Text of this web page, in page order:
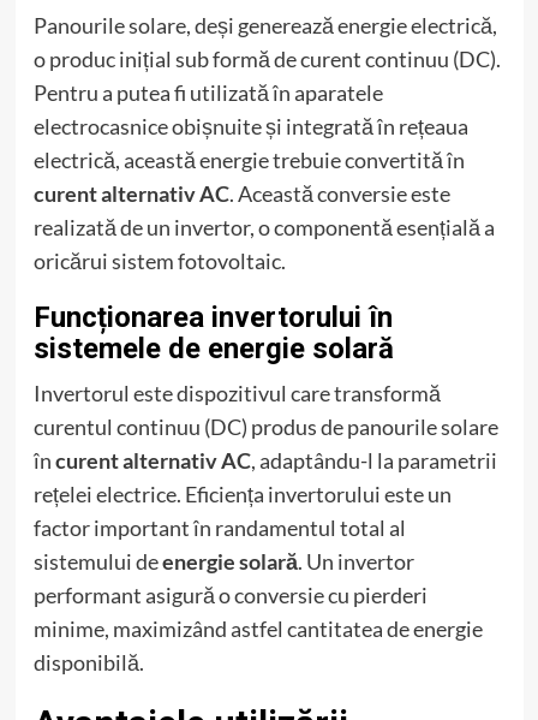
Panourile solare, deși generează energie electrică,
o produc inițial sub formă de curent continuu (DC).
Pentru a putea fi utilizată în aparatele
electrocasnice obișnuite și integrată în rețeaua
electrică, această energie trebuie convertită în
curent alternativ AC. Această conversie este
realizată de un invertor, o componentă esențială a
oricărui sistem fotovoltaic.
Funcționarea invertorului în
sistemele de energie solară
Invertorul este dispozitivul care transformă
curentul continuu (DC) produs de panourile solare
încurent alternativ AC, adaptându-l la parametrii
rețelei electrice. Eficiența invertorului este un
factor important în randamentul total al
sistemului deenergie solară. Un invertor
performant asigură o conversie cu pierderi
minime, maximizând astfel cantitatea de energie
disponibilă.